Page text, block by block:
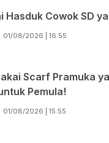
Hasduk Cowok SD
01/08/2026 | 16:55
Scarf Pramuka
Pemula!
01/08/2026 | 15:55